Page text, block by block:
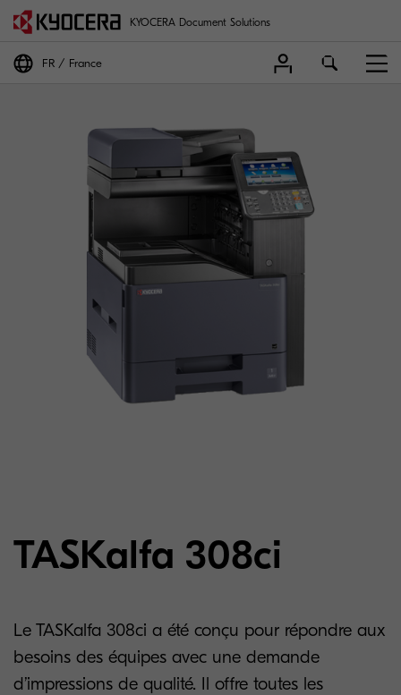
KYOCERA Document Solutions
FR France
TASKalfa 308ci
Le TASKalfa 308ci a été conçu pour répondre aux
besoins des équipes avec une demande
d’impressions de qualité. Il offre toutes les